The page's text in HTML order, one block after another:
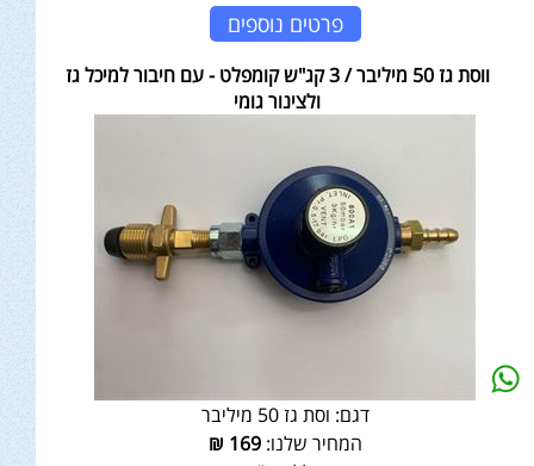
פרטים נוספים
ווסת גז 50 מיליבר / 3 קג"ש קומפלט - עם חיבור למיכל גז
ולצינור גומי
דגם: וסת גז 50 מיליבר
המחיר שלנו:169
₪